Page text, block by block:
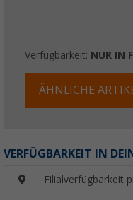
Verfügbarkeit: NUR IN
ÄHNLICHE
VERFÜGBARKEIT IN
Filialverfügbarkeit